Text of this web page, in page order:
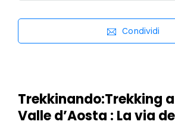
Condividi
Trekkinando:Trekking
Valle d’Aosta : La via